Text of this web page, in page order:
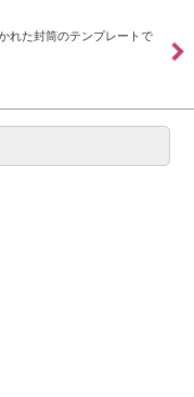
れた封筒のテンプレートで